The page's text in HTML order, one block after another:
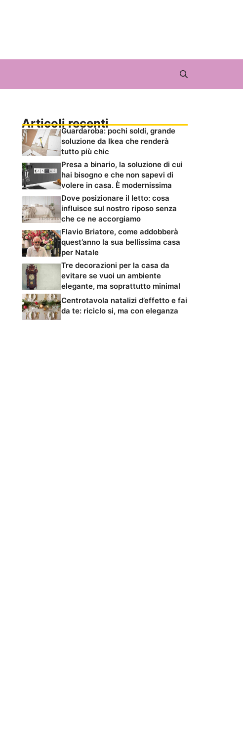
Articoli recenti
Guardaroba: pochi soldi, grande
soluzione da Ikea che renderà
tutto più chic
Presa a binario, la soluzione di cui
hai bisogno e che non sapevi di
volere in casa. È modernissima
Dove posizionare il letto: cosa
influisce sul nostro riposo senza
che ce ne accorgiamo
Flavio Briatore, come addobberà
quest’anno la sua bellissima casa
per Natale
Tre decorazioni per la casa da
evitare se vuoi un ambiente
elegante, ma soprattutto minimal
Centrotavola natalizi d’effetto e fai
da te: riciclo si, ma con eleganza